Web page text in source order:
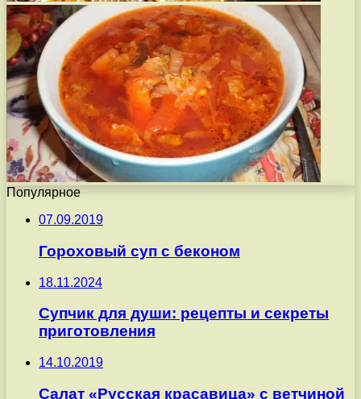
Популярное
07.09.2019
Гороховый суп с беконом
18.11.2024
Супчик для души: рецепты и секреты
приготовления
14.10.2019
Салат «Русская красавица» с ветчиной